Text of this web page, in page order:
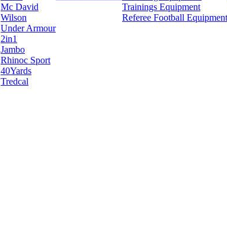
Mc David
Wilson
Under Armour
2in1
Jambo
Rhinoc Sport
40Yards
Tredcal
Trainings Equipment
Referee Football Equipment